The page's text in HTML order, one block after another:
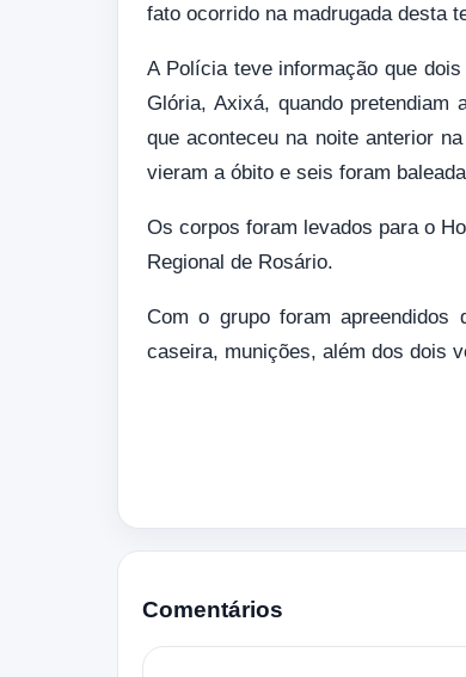
fato ocorrido na madrugada desta
A Polícia teve informação que
Glória, Axixá, quando pretendiam
que aconteceu na noite anterior
vieram a óbito e seis foram
Os corpos foram levados para o
Regional de Rosário.
Com o grupo foram
caseira, munições, além dos dois
Comentários